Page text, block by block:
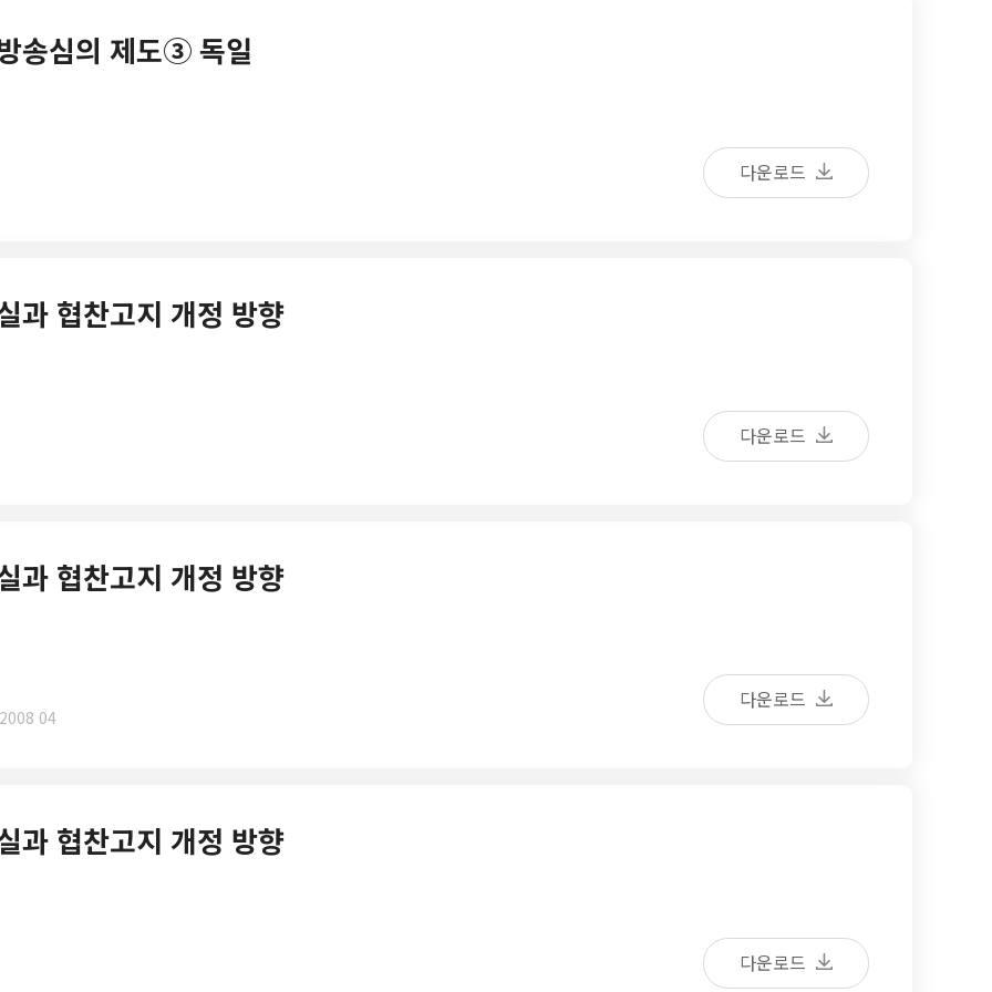
송심의 제도③ 독일
다운로드
협찬고지 개정 방향
다운로드
협찬고지 개정 방향
2008 04
다운로드
협찬고지 개정 방향
다운로드